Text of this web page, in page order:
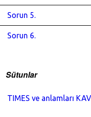
Sorun 5.
Sorun 6.
Sütunlar
TIMES ve anlamları